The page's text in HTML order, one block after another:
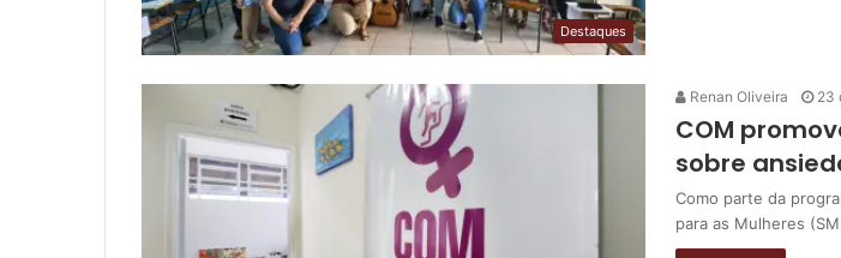
Destaques
Renan Oliveira 23
COM
sobre
Como parte da
para as Mulheres